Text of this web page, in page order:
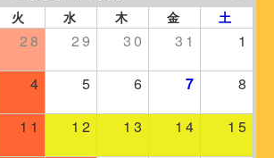
火 水 木 金 土
28 29 30 31 1
4 5 6 7 8
11 12 13 14 15